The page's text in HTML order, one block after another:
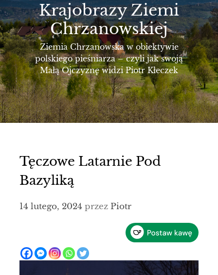
Krajobrazy Ziemi
Chrzanowskiej
Ziemia Chrzanowska w obiektywie
polskiego pieśniarza – czyli jak swoją
Małą Ojczyznę widzi Piotr Kłeczek
Tęczowe Latarnie Pod
Bazyliką
14 lutego, 2024 przez Piotr